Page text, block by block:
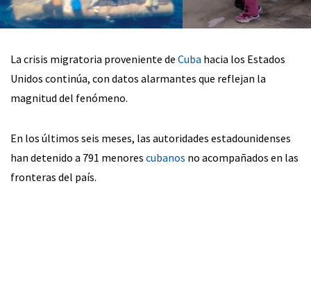
La crisis migratoria proveniente de Cuba hacia los Estados
Unidos continúa, con datos alarmantes que reflejan la
magnitud del fenómeno.
En los últimos seis meses, las autoridades estadounidenses
han detenido a 791 menores cubanos no acompañados en las
fronteras del país.